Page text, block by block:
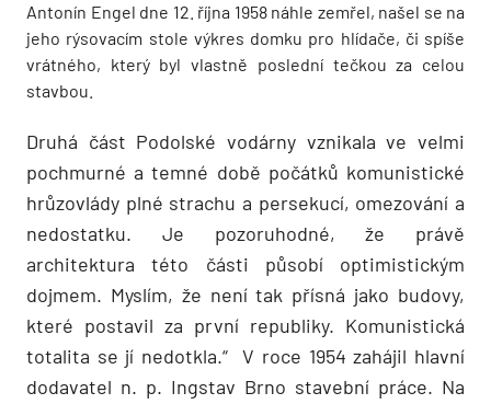
Antonín Engel dne 12. října 1958 náhle zemřel, našel se na
jeho rýsovacím stole výkres domku pro hlídače, či spíše
vrátného, který byl vlastně poslední tečkou za celou
stavbou.
Druhá část Podolské vodárny vznikala ve velmi
pochmurné a temné době počátků komunistické
hrůzovlády plné strachu a persekucí, omezování a
nedostatku. Je pozoruhodné, že právě
architektura této části působí optimistickým
dojmem. Myslím, že není tak přísná jako budovy,
které postavil za první republiky. Komunistická
totalita se jí nedotkla.“ V roce 1954 zahájil hlavní
dodavatel n. p. Ingstav Brno stavební práce. Na